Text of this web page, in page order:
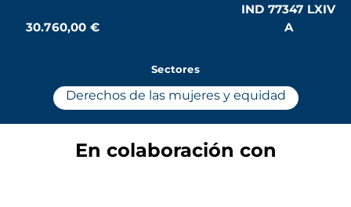
30.760,00 €
IND 77347 LXIV
A
Sectores
Derechos de las mujeres y equidad
En colaboración con